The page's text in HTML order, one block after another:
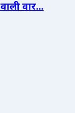
वार...